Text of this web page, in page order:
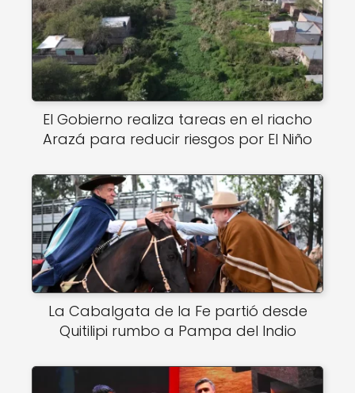
El Gobierno realiza tareas en el riacho
Arazá para reducir riesgos por El Niño
La Cabalgata de la Fe partió desde
Quitilipi rumbo a Pampa del Indio